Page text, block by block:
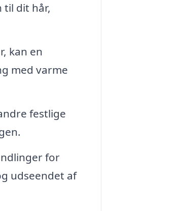
til dit hår,
kan en
med varme
festlige
for
udseendet af